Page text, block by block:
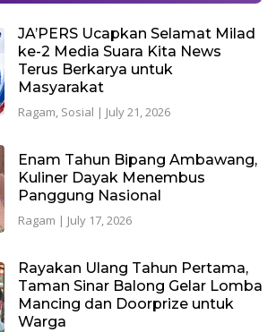
JA’PERS Ucapkan Selamat Milad
ke-2 Media Suara Kita News
Terus Berkarya untuk
Masyarakat
Ragam, Sosial | July 21, 2026
Enam Tahun Bipang Ambawang,
Kuliner Dayak Menembus
Panggung Nasional
Ragam | July 17, 2026
Rayakan Ulang Tahun Pertama,
Taman Sinar Balong Gelar Lomba
Mancing dan Doorprize untuk
Warga